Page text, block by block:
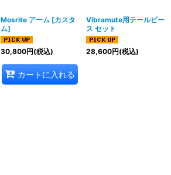
Mosrite アーム [カスタ
ム]
30,800円(税込)
カートに入れる
Vibramute用テールピー
ス セット
28,600円(税込)